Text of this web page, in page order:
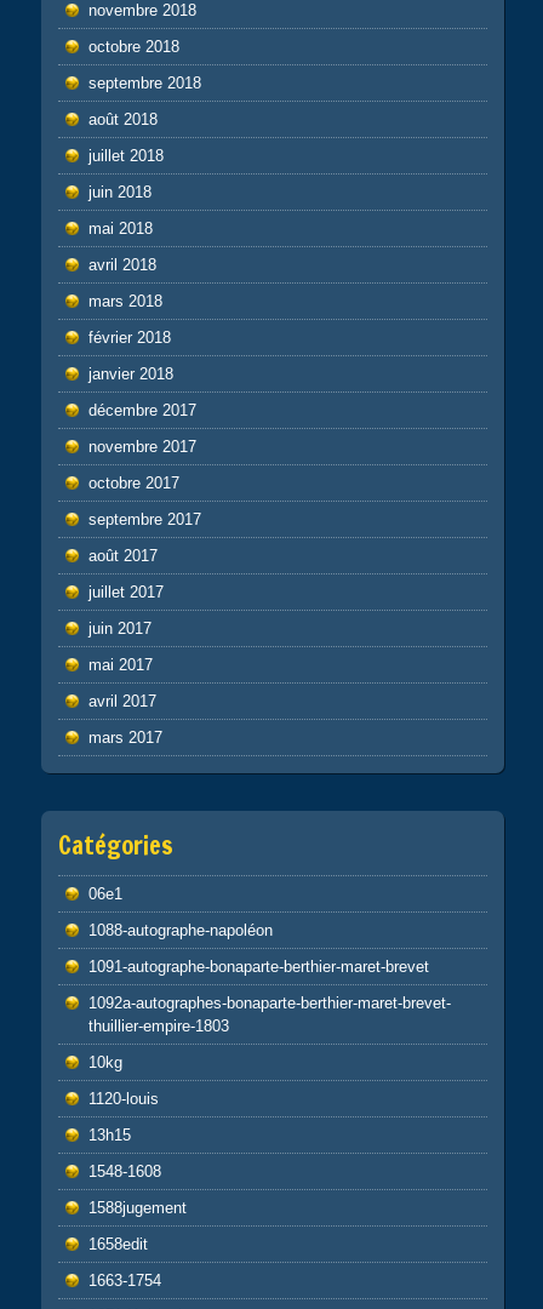
novembre 2018
octobre 2018
septembre 2018
août 2018
juillet 2018
juin 2018
mai 2018
avril 2018
mars 2018
février 2018
janvier 2018
décembre 2017
novembre 2017
octobre 2017
septembre 2017
août 2017
juillet 2017
juin 2017
mai 2017
avril 2017
mars 2017
Catégories
06e1
1088-autographe-napoléon
1091-autographe-bonaparte-berthier-maret-brevet
1092a-autographes-bonaparte-berthier-maret-brevet-
thuillier-empire-1803
10kg
1120-louis
13h15
1548-1608
1588jugement
1658edit
1663-1754